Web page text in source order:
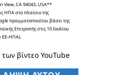
CA 94043, USA**
ΗΠΑ στο πλαίσιο της
πραγματοποιείται βάσει της
Επιτροπής στις 10 Ιουλίου
ΕΕ-ΗΠΑ).